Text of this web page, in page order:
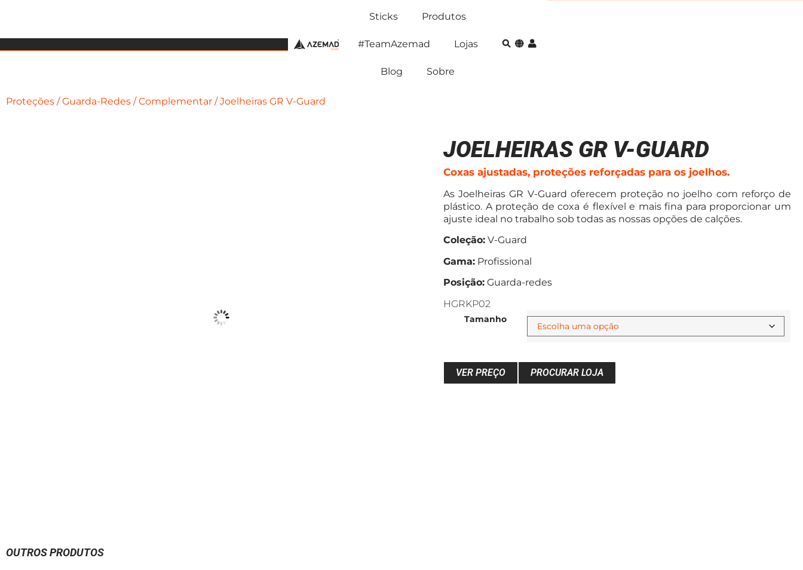
Sticks Produtos
#TeamAzemad Lojas
Blog Sobre
Proteções /Guarda-Redes /Complementar / Joelheiras GR V-Guard
JOELHEIRAS GR V-GUARD
Coxas ajustadas, proteções reforçadas para os joelhos.
As Joelheiras GR V-Guard oferecem proteção no joelho com reforço de
plástico. A proteção de coxa é flexível e mais fina para proporcionar um
ajuste ideal no trabalho sob todas as nossas opções de calções.
Coleção: V-Guard
Gama: Profissional
Posição: Guarda-redes
HGRKP02
Tamanho
VER PREÇO PROCURAR LOJA
OUTROS PRODUTOS